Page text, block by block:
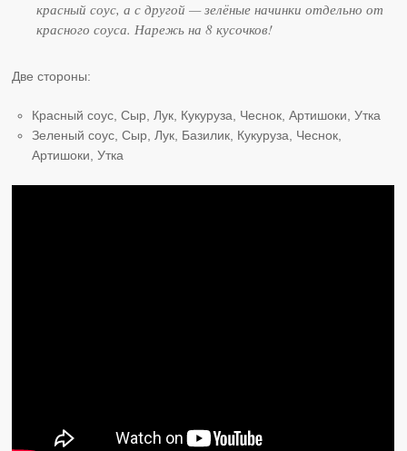
красный соус, а с другой — зелёные начинки отдельно от
красного соуса. Нарежь на 8 кусочков!
Две стороны:
Красный соус, Сыр, Лук, Кукуруза, Чеснок, Артишоки, Утка
Зеленый соус, Сыр, Лук, Базилик, Кукуруза, Чеснок,
Артишоки, Утка